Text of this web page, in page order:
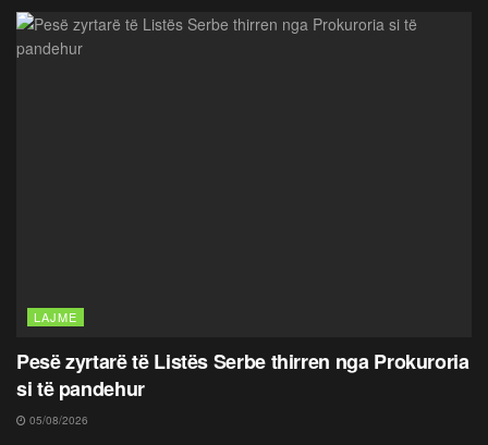
LAJME
Pesë zyrtarë të Listës Serbe thirren nga Prokuroria
si të pandehur
05/08/2026